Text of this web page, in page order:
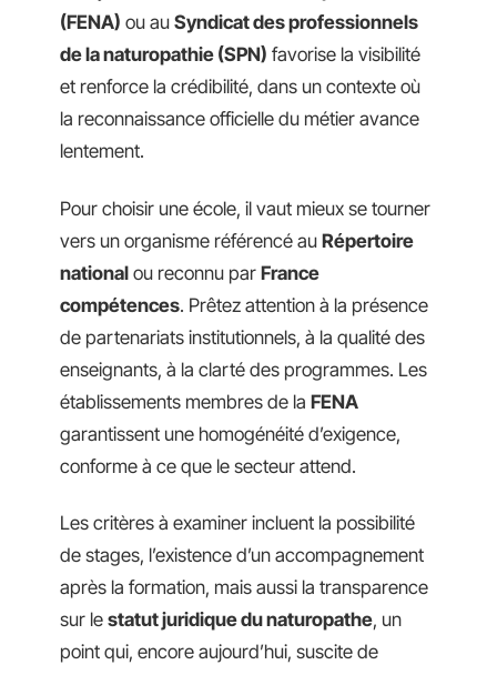
(FENA) ou au Syndicat des professionnels
de la naturopathie (SPN) favorise la visibilité
et renforce la crédibilité, dans un contexte où
la reconnaissance officielle du métier avance
lentement.
Pour choisir une école, il vaut mieux se tourner
vers un organisme référencé au Répertoire
national ou reconnu par France
compétences. Prêtez attention à la présence
de partenariats institutionnels, à la qualité des
enseignants, à la clarté des programmes. Les
établissements membres de la FENA
garantissent une homogénéité d’exigence,
conforme à ce que le secteur attend.
Les critères à examiner incluent la possibilité
de stages, l’existence d’un accompagnement
après la formation, mais aussi la transparence
sur le statut juridique du naturopathe, un
point qui, encore aujourd’hui, suscite de